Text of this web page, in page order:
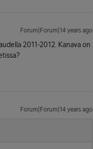
Forum|Forum|14 years ago
2011-2012. Kanava on
Forum|Forum|14 years ago